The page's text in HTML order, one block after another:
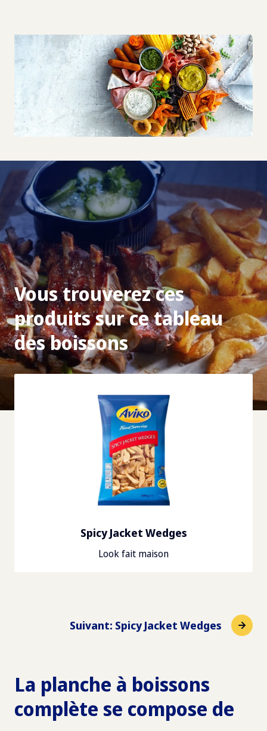
Suivant: Spicy Jacket Wedges
Vous trouverez ces
produits sur ce tableau
des boissons
Spicy Jacket Wedges
Look fait maison
La planche à boissons
complète se compose de